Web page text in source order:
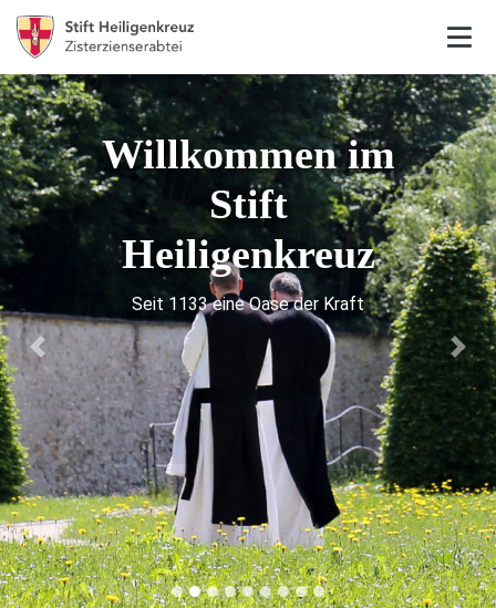
Willkommen im
Stift
Heiligenkreuz
Seit 1133 eine Oase der Kraft
Previous Next